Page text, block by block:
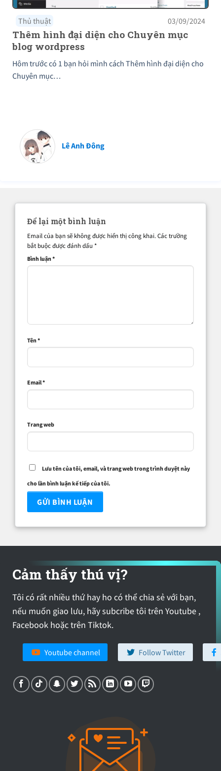
Thủ thuật 03/09/2024
Thêm hình đại diện cho Chuyên mục
blog wordpress
Hôm trước có 1 bạn hỏi mình cách Thêm hình đại diện cho
Chuyên mục…
Lê Anh Đông
Để lại một bình luận
Email của bạn sẽ không được hiển thị công khai.Các trường
bắt buộc được đánh dấu *
Bình luận*
Tên*
Email*
Trang web
Lưu tên của tôi, email, và trang web trong trình duyệt này
cho lần bình luận kế tiếp của tôi.
Cảm thấy thú vị?
Tôi có rất nhiều thứ hay ho có thể chia sẻ với bạn,
nếu muốn giao lưu, hãy subcribe tôi trên Youtube ,
Facebook hoặc trên Tiktok.
Youtube channel Follow Twitter